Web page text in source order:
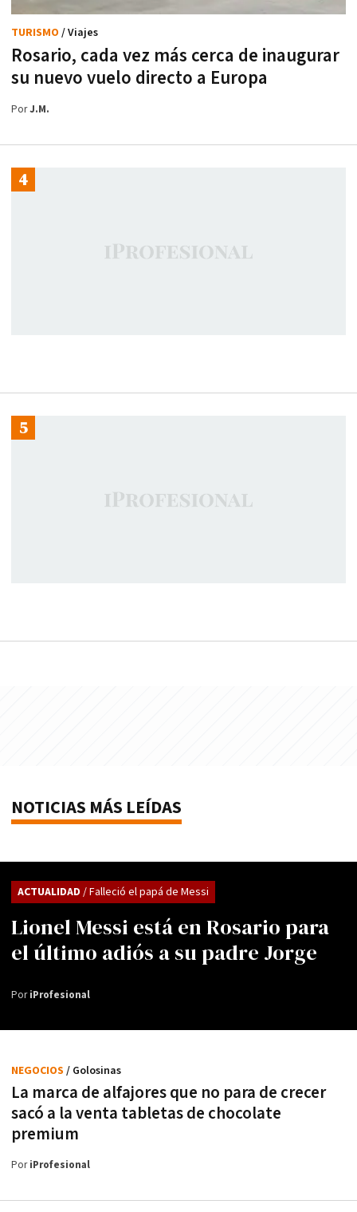
Rosario, cada vez más cerca de inaugurar
su nuevo vuelo directo a Europa
TURISMO / Viajes
PorJ.M.
NOTICIAS MÁS LEÍDAS
Lionel Messi está en Rosario para
el último adiós a su padre Jorge
ACTUALIDAD / Falleció el papá de Messi
PoriProfesional
La marca de alfajores que no para de crecer
sacó a la venta tabletas de chocolate
premium
NEGOCIOS / Golosinas
PoriProfesional